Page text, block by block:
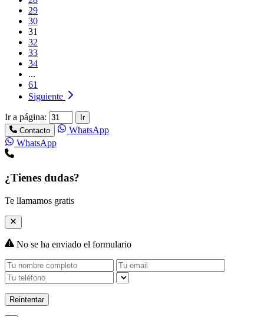
29
30
31
32
33
34
...
61
Siguiente
Ir a página:
Ir
Contacto
WhatsApp
WhatsApp
¿Tienes dudas?
Te llamamos gratis
No se ha enviado el formulario
Reintentar